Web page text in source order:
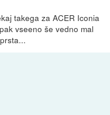
takega za ACER Iconia
vseeno še vedno mal